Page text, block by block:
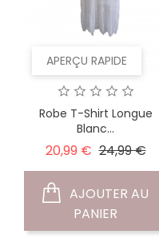
APERÇU RAPIDE
Robe T-Shirt Longue
Blanc...
20,99 € Prix
24,99 €Prix
PANIER